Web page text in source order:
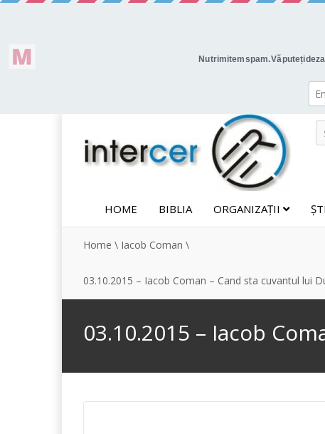
HOME BIBLIA ORGANIZAȚII
Home \ Iacob Coman \
03.10.2015 – Iacob Coman – Cand sta cuvantul lui
03.10.2015 – Iacob